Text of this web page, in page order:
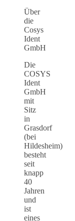
Über
die
Cosys
Ident
GmbH
Die
COSYS
Ident
GmbH
mit
Sitz
in
Grasdorf
(bei
Hildesheim)
besteht
seit
knapp
40
Jahren
und
ist
eines